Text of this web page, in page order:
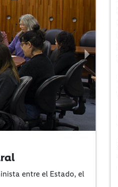
entre el Estado, el
Next